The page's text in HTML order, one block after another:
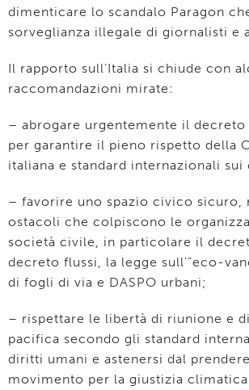
dimenticare lo scandalo Paragon
sorveglianza illegale di giornalisti e
Il rapporto sull’Italia si chiude con
raccomandazioni mirate:
– abrogare urgentemente il decreto
per garantire il pieno rispetto della
italiana e standard internazionali
– favorire uno spazio civico sicuro,
ostacoli che colpiscono le
società civile, in particolare il
decreto flussi, la legge sull'”eco-
di fogli di via e DASPO urbani;
– rispettare le libertà di riunione e
pacifica secondo gli standard
diritti umani e astenersi dal
movimento per la giustizia